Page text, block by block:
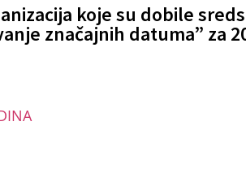
koje su dobile
značajnih datuma” za